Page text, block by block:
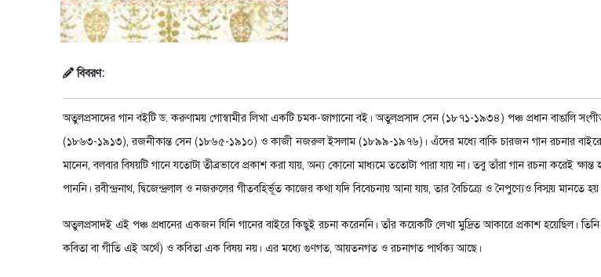
বিবরণ:
অতুলপ্রসাদের গান বইটি ড. করুণাময় গোস্বামীর লিখা একটি চমক-জাগানো বই। অতুলপ্রসাদ সেন (১৮৭১-১৯৩৪) পঞ্চ প্রধান বাঙালি
(১৮৬৩-১৯১৩), রজনীকান্ত সেন (১৮৬৫-১৯১০) ও কাজী নজরুল ইসলাম (১৮৯৯-১৯৭৬)। এঁদের মধ্যে বাকি চারজন গান রচনার বাইরেও
মানেন, বলবার বিষয়টি গানে যতোটা তীব্রভাবে প্রকাশ করা যায়, অন্য কোনো মাধ্যমে ততোটা পারা যায় না। তবু তাঁরা গান রচনা করেই
পাননি। রবীন্দ্রনাথ, দ্বিজেন্দ্রলাল ও নজরুলের গীতবহির্ভূত কাজের কথা যদি বিবেচনায় আনা যায়, তার বৈচিত্র্যে ও নৈপুণ্যেও বিস্ময় মানতে
অতুলপ্রসাদই এই পঞ্চ প্রধানের একজন যিনি গানের বাইরে কিছুই রচনা করেননি। তাঁর কয়েকটি লেখা মুদ্রিত আকারে প্রকাশ হয়েছিল।
কবিতা বা গীতি এই অর্থে) ও কবিতা এক বিষয় নয়। এর মধ্যে গুণগত, আয়তনগত ও রচনাগত পার্থক্য আছে।